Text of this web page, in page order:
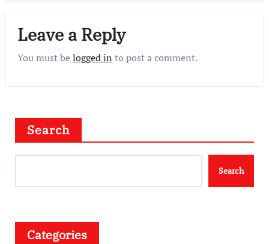
Leave a Reply
You must belogged in to post a comment.
Search
Search
Categories